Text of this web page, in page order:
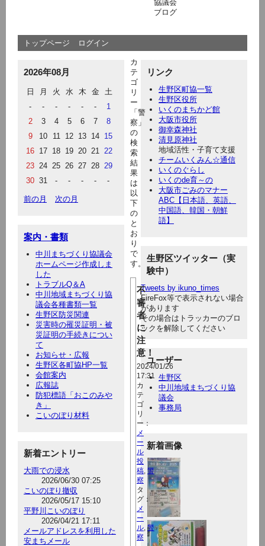
協議会
ブログ
トップページ ログイン
2026年08月
日 月 火 水 木 金
土
-
- - - - -
1
2
3 4 5 6 7
8
9
10 11 12 13 14 15
16 17 18 19 20 21 22
23 24 25 26 27 28 29
30 31 - - - - -
前の月 次の月
案内・書類
中川まちづくり協議会
ホームページ作成しま
した
トラブルQ＆A
中川地域まちづくり協
議会各種書類一覧
生野区防災関連
災害時の罹災証明・被
災証明の手続きについ
て
お知らせ・広報
生野区各町協HP一覧
会館案内
広報誌
防犯標語「おこのみや
き」
こいのぼり材料
新着エントリー
大雨での浸水
2026/06/30 07:25
こいのぼり撤収
2026/05/17 15:10
平野川こいのぼり
2026/04/21 17:11
メールアドレスを利用した
安まちメール
リンク
生野区町協一覧
生野区役所
いくのまちかど館
大阪市役所
御幸森神社
清見原神社
地域活性・子育て支援
チームいくみん☆通信
いくのぐらし
いくのde育～の
大阪市ごみのマナー
ABC【日本語、英語、
中国語、韓国・朝鮮
語】
生野区ツイッター（実
験中）
Tweets by ikuno_times
FireFox等で表示されない場合
があります
その場合はトラッカーのブロ
ックを解除してください
ユーザー
生野区
中川地域まちづくり協
議会
事務局
新着画像
カ
テ
ゴ
リ
ー
「警
察」
の
検
索
結
果
は
以
下
の
と
お
り
で
す。
不
審
者
に
注
意！
2024/01/26
17:31
カ
テ
ゴ
リ
ー：
メ
ー
ル
投
稿 警
察
タ
グ：
メ
ー
ル 警
察